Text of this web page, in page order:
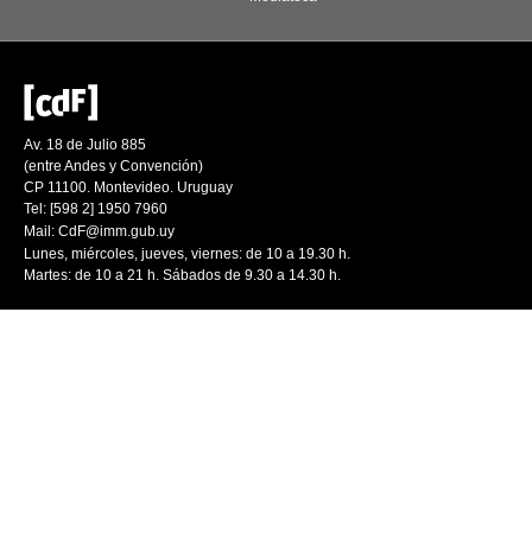
Av. 18 de Julio 885
(entre Andes y Convención)
CP 11100. Montevideo. Uruguay
Tel: [598 2] 1950 7960
Mail: CdF@imm.gub.uy
Lunes, miércoles, jueves, viernes: de 10 a 19.30 h.
Martes: de 10 a 21 h. Sábados de 9.30 a 14.30 h.